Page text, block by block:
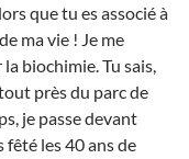
que tu es associé à
ma vie ! Je me
biochimie. Tu sais,
près du parc de
je passe devant
fêté les 40 ans de